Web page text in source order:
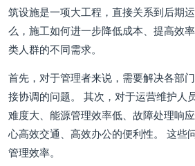
筑设施是一项大工程，直接关系到后期
么，施工如何进一步降低成本、提高效
类人群的不同需求。
首先，对于管理者来说，需要解决各部
接协调的问题。 其次，对于运营维护人
难度大、能源管理效率低、故障处理响
心高效交通、高效办公的便利性。 这些
管理效率。